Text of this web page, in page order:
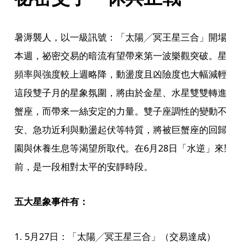
暑溽襲人，以一級訊號：「太陽╱冥王星三合」開場
本週，祕密交易的暗流有望帶來第一波樂觀突破。星
頻率與強度較上週略降，動盪度且凶險度也大幅減輕
這段雙子月的星象氛圍，將由於金星、水星雙雙轉進
蟹座，而帶來一絲安定的力量。雙子座調性的變動不
安、急功近利與動盪起伏等特質，將被巨蟹座的回歸
園與休養生息等渴望所取代。在6月28日「水逆」來
前，是一段相對太平的安靜時段。
五大星象事件有：
1. 5月27日：「太陽╱冥王星三合」（交易達成）